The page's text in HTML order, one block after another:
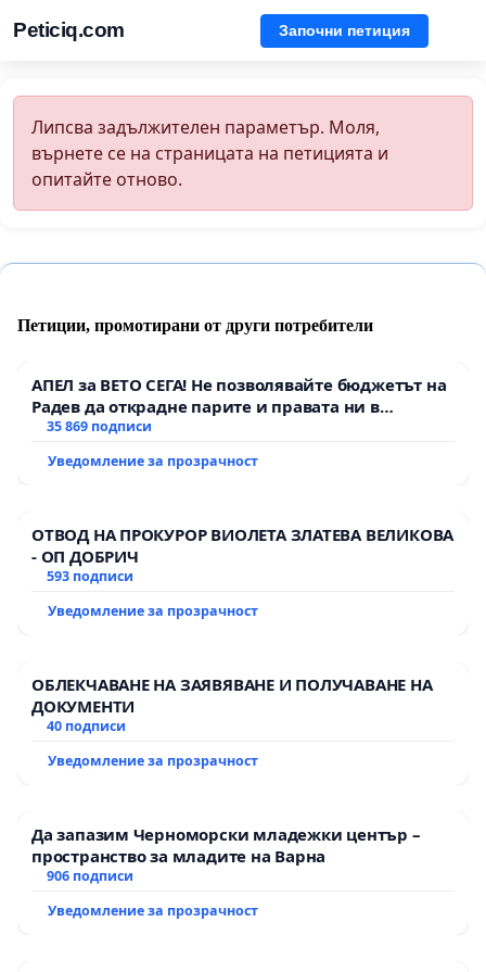
Peticiq.com Започни петиция
Липсва задължителен параметър. Моля,
върнете се на страницата на петицията и
опитайте отново.
Петиции, промотирани от други потребители
АПЕЛ за ВЕТО СЕГА! Не позволявайте бюджетът на
Радев да открадне парите и правата ни в
тъмното
35 869 подписи
Уведомление за прозрачност
ОТВОД НА ПРОКУРОР ВИОЛЕТА ЗЛАТЕВА ВЕЛИКОВА
- ОП ДОБРИЧ
593 подписи
Уведомление за прозрачност
ОБЛЕКЧАВАНЕ НА ЗАЯВЯВАНЕ И ПОЛУЧАВАНЕ НА
ДОКУМЕНТИ
40 подписи
Уведомление за прозрачност
Да запазим Черноморски младежки център –
пространство за младите на Варна
906 подписи
Уведомление за прозрачност